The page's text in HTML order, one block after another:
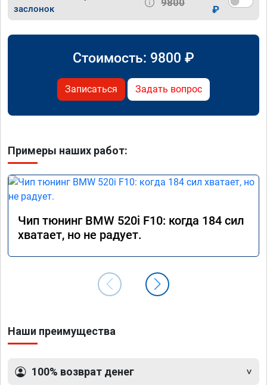
заслонок
₽
Стоимость: 9800 ₽
Записаться Задать вопрос
Примеры наших работ:
Чип тюнинг BMW 520i F10: когда 184 сил
хватает, но не радует.
Наши преимущества
100% возврат денег